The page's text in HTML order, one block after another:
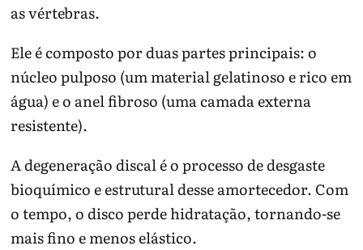
as vértebras.
Ele é composto por duas partes principais: o
núcleo pulposo (um material gelatinoso e rico em
água) e o anel fibroso (uma camada externa
resistente).
A degeneração discal é o processo de desgaste
bioquímico e estrutural desse amortecedor. Com
o tempo, o disco perde hidratação, tornando-se
mais fino e menos elástico.